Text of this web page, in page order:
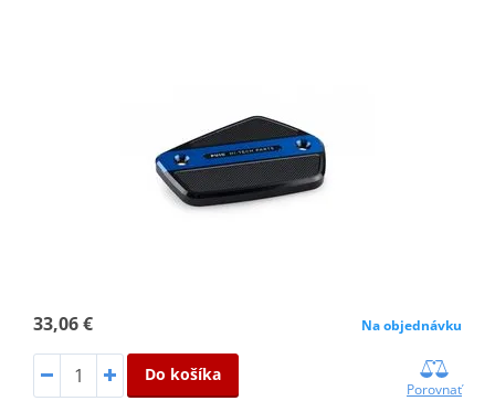
33,06 € Na objednávku
Do košíka
Porovnať